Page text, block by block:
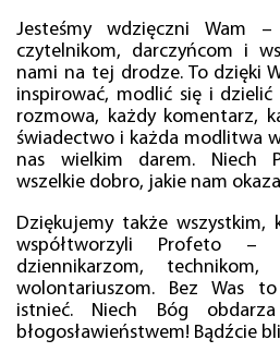
Jesteśmy wdzięczni Wam –
czytelnikom, darczyńcom i
nami na tej drodze. To dzięki
inspirować, modlić się i dzielić
rozmowa, każdy komentarz,
świadectwo i każda modlitwa
nas wielkim darem. Niech
wszelkie dobro, jakie nam
Dziękujemy także wszystkim,
współtworzyli Profeto –
dziennikarzom, technikom,
wolontariuszom. Bez Was
istnieć. Niech Bóg
błogosławieństwem! Bądźcie